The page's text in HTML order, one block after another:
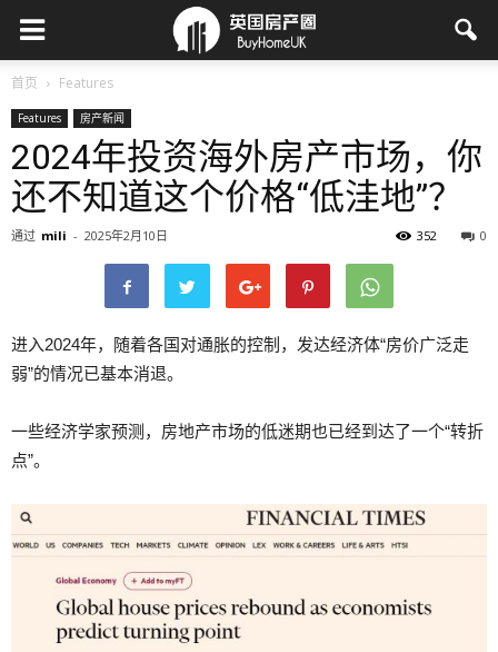
首页 Features
Features 房产新闻
2024年投资海外房产市场，你
还不知道这个价格“低洼地”？
通过 mili - 2025年2月10日 0
352
进入2024年，随着各国对通胀的控制，发达经济体“房价广泛走
弱”的情况已基本消退。
一些经济学家预测，房地产市场的低迷期也已经到达了一个“转折
点”。